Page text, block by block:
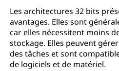
Les architectures 32 bits
avantages. Elles sont
car elles nécessitent moins
stockage. Elles peuvent
des tâches et sont
de logiciels et de matériel.